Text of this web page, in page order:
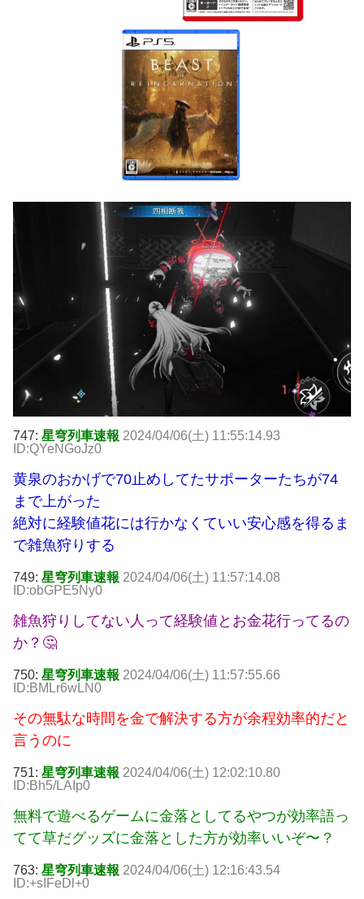
747: 星穹列車速報 2024/04/06(土) 11:55:14.93
ID:QYeNGoJz0
黄泉のおかげで70止めしてたサポーターたちが74
まで上がった
絶対に経験値花には行かなくていい安心感を得るま
で雑魚狩りする
749: 星穹列車速報 2024/04/06(土) 11:57:14.08
ID:obGPE5Ny0
雑魚狩りしてない人って経験値とお金花行ってるの
か？🤔
750: 星穹列車速報 2024/04/06(土) 11:57:55.66
ID:BMLr6wLN0
その無駄な時間を金で解決する方が余程効率的だと
言うのに
751: 星穹列車速報 2024/04/06(土) 12:02:10.80
ID:Bh5/LAIp0
無料で遊べるゲームに金落としてるやつが効率語っ
てて草だグッズに金落とした方が効率いいぞ〜？
763: 星穹列車速報 2024/04/06(土) 12:16:43.54
ID:+sIFeDl+0